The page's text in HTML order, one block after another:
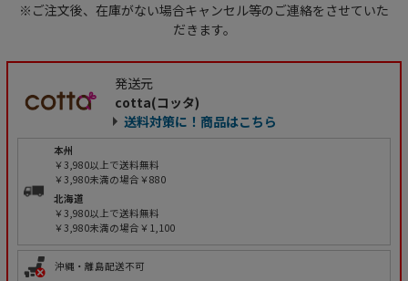
※ご注文後、在庫がない場合キャンセル等のご連絡をさせていた
だきます。
発送元
cotta(コッタ)
送料対策に！商品はこちら
本州
￥3,980以上で送料無料
￥3,980未満の場合￥880
北海道
￥3,980以上で送料無料
￥3,980未満の場合￥1,100
沖縄・離島配送不可